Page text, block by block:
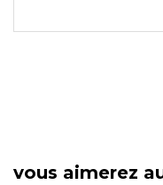
vous aimerez